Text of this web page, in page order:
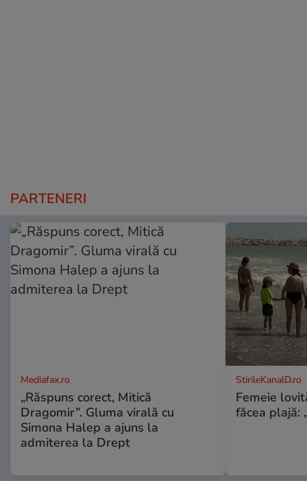
PARTENERI
Mediafax.ro
„Răspuns corect, Mitică
Dragomir”. Gluma virală cu
Simona Halep a ajuns la
admiterea la Drept
StirileKanalD.ro
Femeie
făcea plajă: